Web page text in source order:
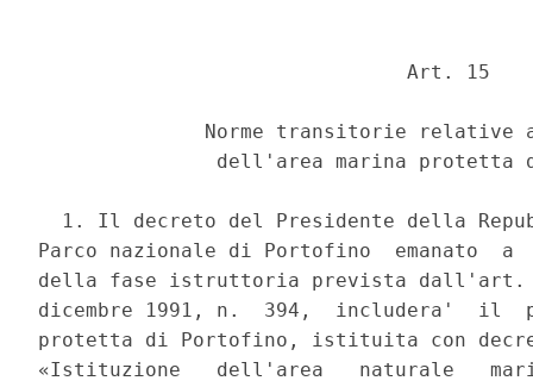
                               Art. 15
Norme transitorie relative
dell'area marina protetta
1. Il decreto del Presidente della
Parco nazionale di Portofino  emanato
della fase istruttoria prevista dall'art.
dicembre 1991, n.  394,  includera'  il
protetta di Portofino, istituita con
«Istituzione   dell'area   naturale